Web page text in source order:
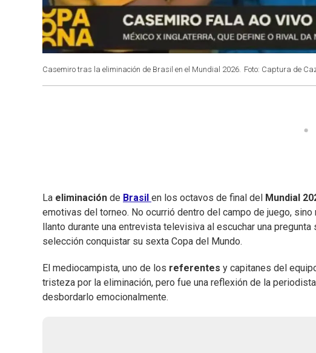
Casemiro tras la eliminación de Brasil en el Mundial 2026. Foto: Captura de
La eliminación de Brasil en los octavos de final del Mundial
emotivas del torneo. No ocurrió dentro del campo de juego,
llanto durante una entrevista televisiva al escuchar una
selección conquistar su sexta Copa del Mundo.
El mediocampista, uno de los referentes y capitanes del
tristeza por la eliminación, pero fue una reflexión de la
desbordarlo emocionalmente.